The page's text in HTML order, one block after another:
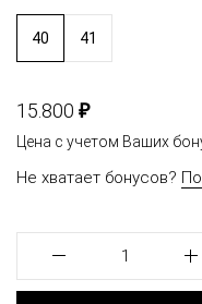
40 41
15.800 ₽
Цена с учетом Ваших
Не хватает бонусов?
1